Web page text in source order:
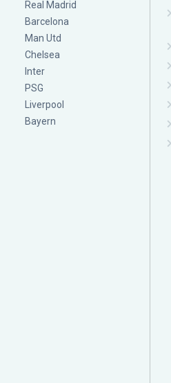
Real Madrid
Barcelona
Man Utd
Chelsea
Inter
PSG
Liverpool
Bayern